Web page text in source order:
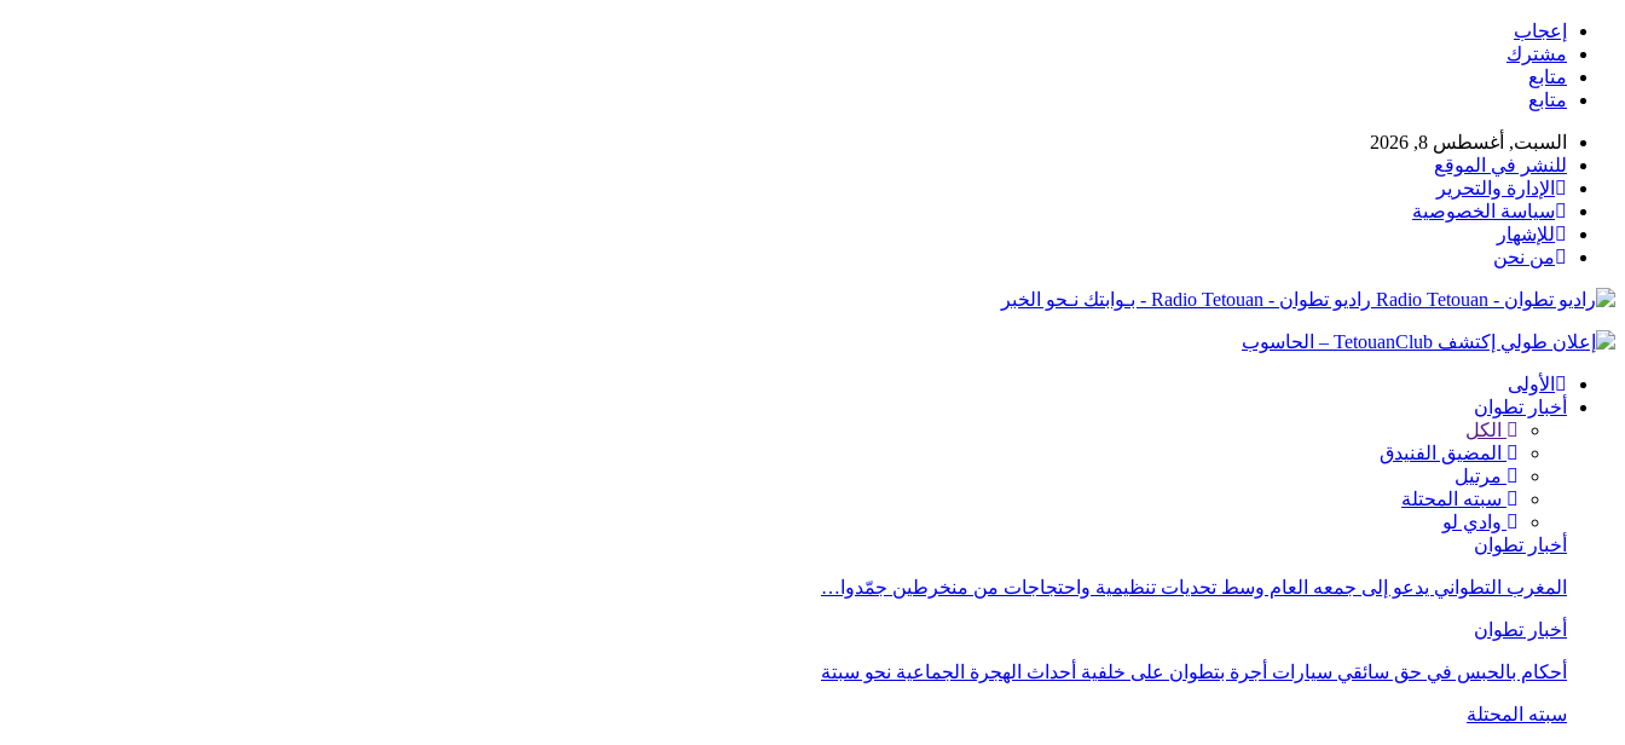
إعجاب
مشترك
متابع
متابع
السبت, أغسطس 8, 2026
للنشر في الموقع
الإدارة والتحرير
سياسة الخصوصية
للإشهار
من نحن
راديو تطوان - Radio Tetouan - بـوابتك نـحو الخبر
الأولى
أخبار تطوان
الكل
المضيق الفنيدق
مرتيل
سبته المحتلة
وادي لو
أخبار تطوان
المغرب التطواني يدعو إلى جمعه العام وسط تحديات تنظيمية واحتجاجات من منخرطين جمّدوا…
أخبار تطوان
أحكام بالحبس في حق سائقي سيارات أجرة بتطوان على خلفية أحداث الهجرة الجماعية نحو سبتة
سبته المحتلة